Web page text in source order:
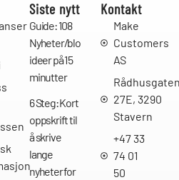
Siste nytt
Guide: 108
Nyheter/bloggpost
ideer på 15
minutter
6 Steg: Kort
oppskrift til
å skrive
lange
nyheter for
Kontakt
Make
Customers
AS
27E, 3290
Stavern
+47 33
74 01
50